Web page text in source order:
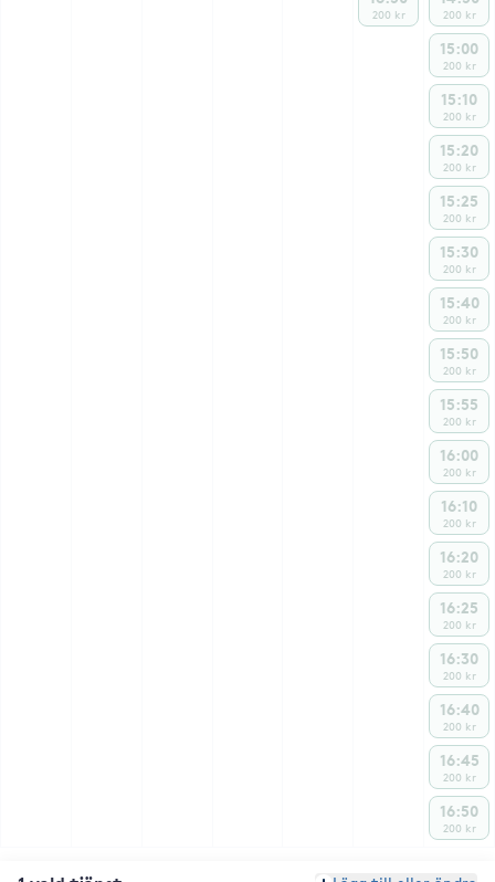
200 kr 200 kr
15:00
200 kr
15:10
200 kr
15:20
200 kr
15:25
200 kr
15:30
200 kr
15:40
200 kr
15:50
200 kr
15:55
200 kr
16:00
200 kr
16:10
200 kr
16:20
200 kr
16:25
200 kr
16:30
200 kr
16:40
200 kr
16:45
200 kr
16:50
200 kr